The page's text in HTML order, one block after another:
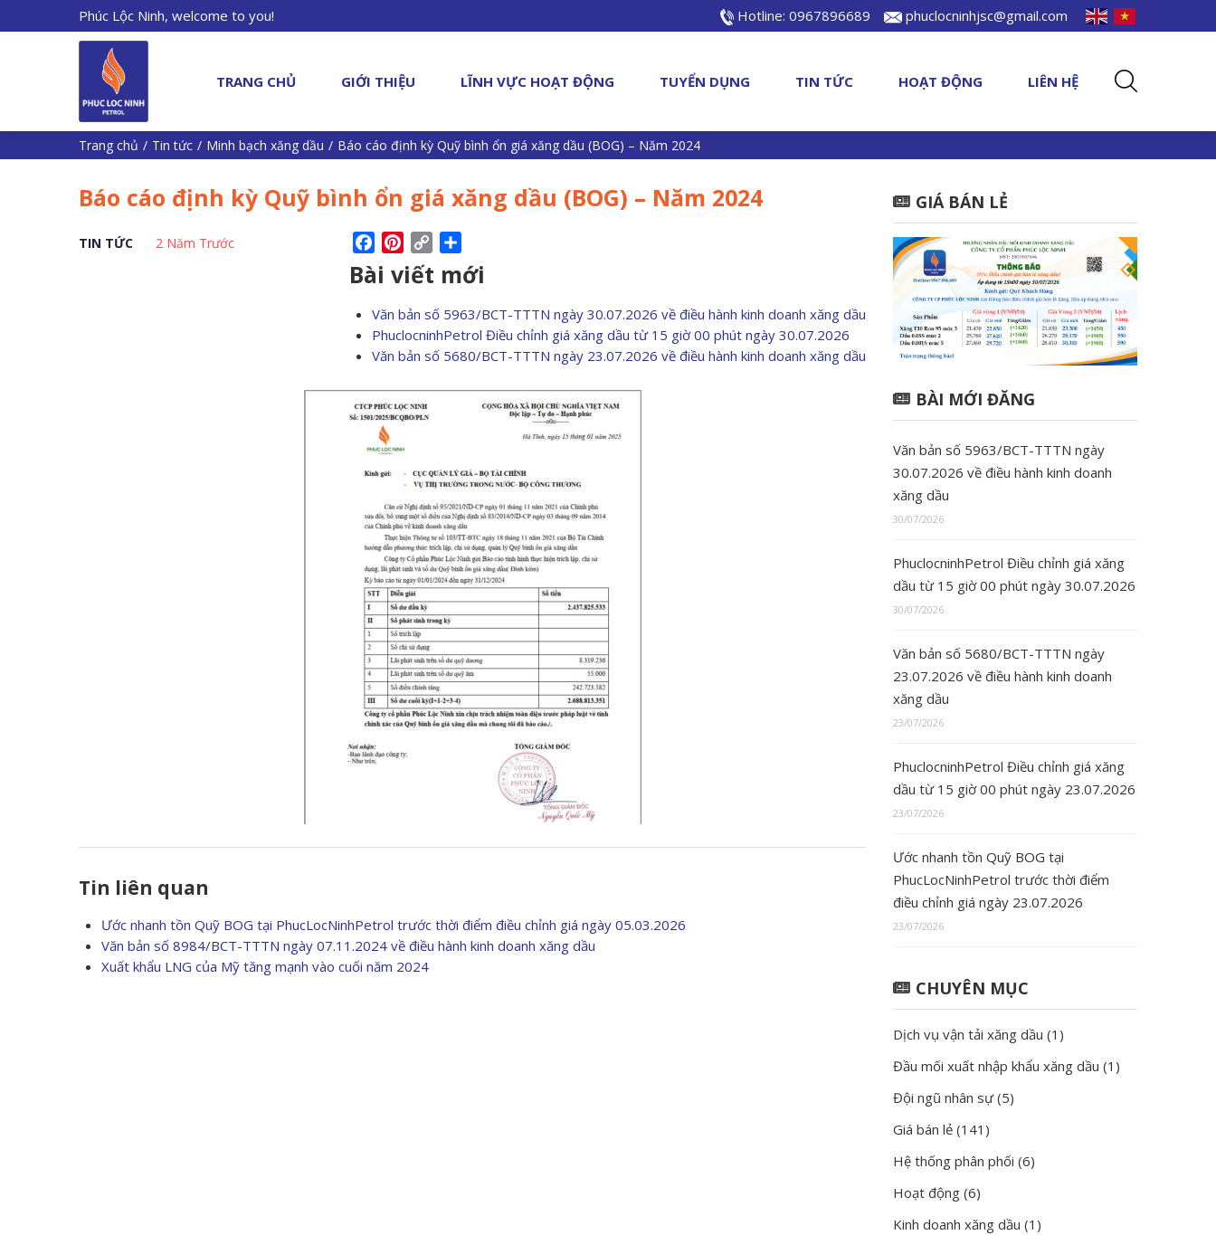
Phúc Lộc Ninh, welcome to you! Hotline: 0967896689 phuclocninhjsc@gmail.com
TRANG CHỦ GIỚI THIỆU LĨNH VỰC HOẠT ĐỘNG TUYỂN DỤNG TIN TỨC HOẠT ĐỘNG LIÊN HỆ
Trang chủ / Tin tức / Minh bạch xăng dầu / Báo cáo định kỳ Quỹ bình ổn giá xăng dầu (BOG) – Năm 2024
Báo cáo định kỳ Quỹ bình ổn giá xăng dầu (BOG) – Năm 2024
TIN TỨC 2 Năm Trước FacebookPinterest
Copy
Bài viết mới
Văn bản số 5963/BCT-TTTN ngày 30.07.2026 về điều hành kinh doanh xăng dầu
PhuclocninhPetrol Điều chỉnh giá xăng dầu từ 15 giờ 00 phút ngày 30.07.2026
Văn bản số 5680/BCT-TTTN ngày 23.07.2026 về điều hành kinh doanh xăng dầu
Tin liên quan
Ước nhanh tồn Quỹ BOG tại PhucLocNinhPetrol trước thời điểm điều chỉnh giá ngày 05.03.2026
Văn bản số 8984/BCT-TTTN ngày 07.11.2024 về điều hành kinh doanh xăng dầu
Xuất khẩu LNG của Mỹ tăng mạnh vào cuối năm 2024
GIÁ BÁN LẺ
BÀI MỚI ĐĂNG
Văn bản số 5963/BCT-TTTN ngày
30.07.2026 về điều hành kinh doanh
xăng dầu
30/07/2026
PhuclocninhPetrol Điều chỉnh giá xăng
dầu từ 15 giờ 00 phút ngày 30.07.2026
30/07/2026
Văn bản số 5680/BCT-TTTN ngày
23.07.2026 về điều hành kinh doanh
xăng dầu
23/07/2026
PhuclocninhPetrol Điều chỉnh giá xăng
dầu từ 15 giờ 00 phút ngày 23.07.2026
23/07/2026
Ước nhanh tồn Quỹ BOG tại
PhucLocNinhPetrol trước thời điểm
điều chỉnh giá ngày 23.07.2026
23/07/2026
CHUYÊN MỤC
Dịch vụ vận tải xăng dầu (1)
Đầu mối xuất nhập khẩu xăng dầu (1)
Đội ngũ nhân sự(5)
Giá bán lẻ (141)
Hệ thống phân phối (6)
Hoạt động (6)
Kinh doanh xăng dầu (1)